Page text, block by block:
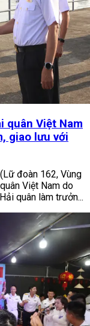
quân Việt Nam
giao lưu với
đoàn 162, Vùng
Việt Nam do
quân làm trưởn...